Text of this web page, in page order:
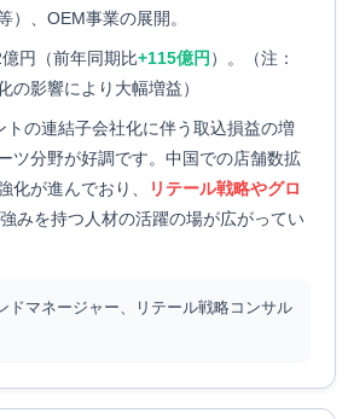
）、OEM事業の展開。
円（前年同期比+115億円 ）。（注：
の影響により大幅増益）
トの連結子会社化に伴う取込損益の増
ツ分野が好調です。中国での店舗数拡
化が進んでおり、
リテール戦略やグロ
みを持つ人材の活躍の場が広がってい
ドマネージャー、リテール戦略コンサル